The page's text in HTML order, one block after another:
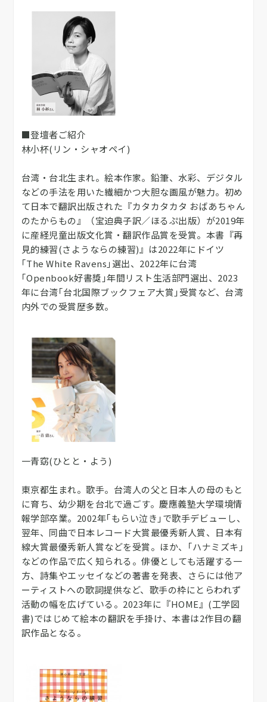
■登壇者ご紹介
林小杯(リン・シャオペイ)
台湾・台北生まれ。絵本作家。鉛筆、水彩、デジタル
などの手法を用いた繊細かつ大胆な画風が魅力。初め
て日本で翻訳出版された『カタカタカタ おばあちゃん
のたからもの』（宝迫典子訳／ほるぷ出版）が2019年
に産経児童出版文化賞・翻訳作品賞を受賞。本書『再
見的練習(さようならの練習)』は2022年にドイツ
｢The White Ravens｣選出、2022年に台湾
｢Openbook好書獎｣年間リスト生活部門選出、2023
年に台湾｢台北国際ブックフェア大賞｣受賞など、台湾
内外での受賞歴多数。
一青窈(ひとと・よう)
東京都生まれ。歌手。台湾人の父と日本人の母のもと
に育ち、幼少期を台北で過ごす。慶應義塾大学環境情
報学部卒業。2002年｢もらい泣き｣で歌手デビューし、
翌年、同曲で日本レコード大賞最優秀新人賞、日本有
線大賞最優秀新人賞などを受賞。ほか、｢ハナミズキ｣
などの作品で広く知られる。俳優としても活躍する一
方、詩集やエッセイなどの著書を発表、さらには他ア
ーティストへの歌詞提供など、歌手の枠にとらわれず
活動の幅を広げている。2023年に『HOME』(工学図
書)ではじめて絵本の翻訳を手掛け、本書は2作目の翻
訳作品となる。